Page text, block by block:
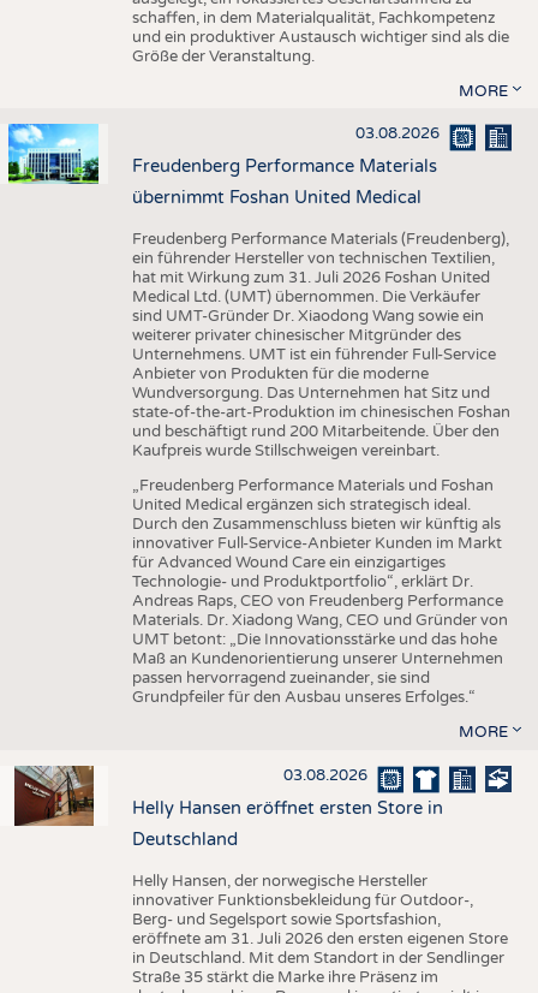
schaffen, in dem Materialqualität, Fachkompetenz
und ein produktiver Austausch wichtiger sind als die
Größe der Veranstaltung.
MORE
03.08.2026
Freudenberg Performance Materials
übernimmt Foshan United Medical
Freudenberg Performance Materials (Freudenberg),
ein führender Hersteller von technischen Textilien,
hat mit Wirkung zum 31. Juli 2026 Foshan United
Medical Ltd. (UMT) übernommen. Die Verkäufer
sind UMT-Gründer Dr. Xiaodong Wang sowie ein
weiterer privater chinesischer Mitgründer des
Unternehmens. UMT ist ein führender Full-Service
Anbieter von Produkten für die moderne
Wundversorgung. Das Unternehmen hat Sitz und
state-of-the-art-Produktion im chinesischen Foshan
und beschäftigt rund 200 Mitarbeitende. Über den
Kaufpreis wurde Stillschweigen vereinbart.
„Freudenberg Performance Materials und Foshan
United Medical ergänzen sich strategisch ideal.
Durch den Zusammenschluss bieten wir künftig als
innovativer Full-Service-Anbieter Kunden im Markt
für Advanced Wound Care ein einzigartiges
Technologie- und Produktportfolio“, erklärt Dr.
Andreas Raps, CEO von Freudenberg Performance
Materials. Dr. Xiadong Wang, CEO und Gründer von
UMT betont: „Die Innovationsstärke und das hohe
Maß an Kundenorientierung unserer Unternehmen
passen hervorragend zueinander, sie sind
Grundpfeiler für den Ausbau unseres Erfolges.“
MORE
03.08.2026
Helly Hansen eröffnet ersten Store in
Deutschland
Helly Hansen, der norwegische Hersteller
innovativer Funktionsbekleidung für Outdoor-,
Berg- und Segelsport sowie Sportsfashion,
eröffnete am 31. Juli 2026 den ersten eigenen Store
in Deutschland. Mit dem Standort in der Sendlinger
Straße 35 stärkt die Marke ihre Präsenz im